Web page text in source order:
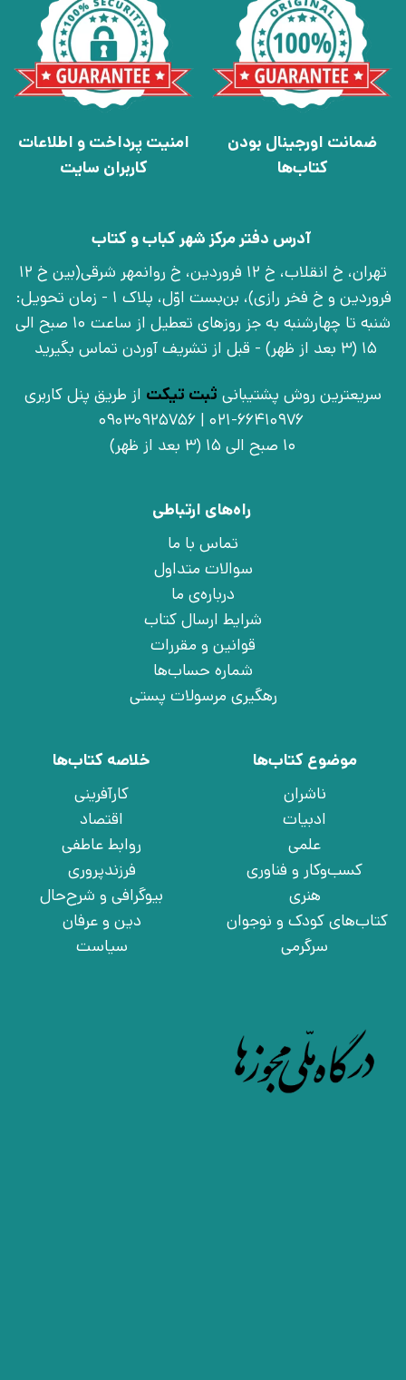
ضمانت اورجینال بودن
کتاب‌ها
امنیت پرداخت و اطلاعات
کاربران سایت
آدرس دفتر مرکز شهر کباب و کتاب
تهران، خ انقلاب، خ 12 فروردین، خ روانمهر شرقی(بین خ 12
فروردین و خ فخر رازی)، بن‌بست اوّل، پلاک 1 - زمان تحویل:
شنبه تا چهارشنبه به جز روزهای تعطیل از ساعت 10 صبح الی
15 (3 بعد از ظهر) - قبل از تشریف آوردن تماس بگیرید
سریعترین روش پشتیبانی ثبت تیکت از طریق پنل کاربری
021-66410976 | 09030925756
10 صبح الی 15 (3 بعد از ظهر)
راه‌های ارتباطی
تماس با ما
سوالات متداول
درباره‌ی ما
شرایط ارسال کتاب
قوانین و مقررات
شماره حساب‌ها
رهگیری مرسولات پستی
موضوع کتاب‌ها
ناشران
ادبیات
علمی
کسب‌وکار و فناوری
هنری
کتاب‌های کودک و نوجوان
سرگرمی
خلاصه کتاب‌ها
کارآفرینی
اقتصاد
روابط عاطفی
فرزندپروری
بیوگرافی و شرح‌حال
دین و عرفان
سیاست